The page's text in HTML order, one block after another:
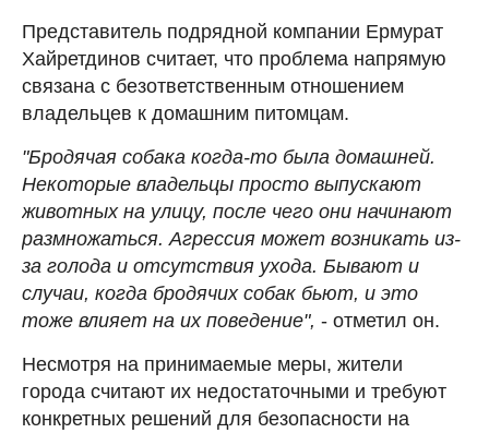
Представитель подрядной компании Ермурат
Хайретдинов считает, что проблема напрямую
связана с безответственным отношением
владельцев к домашним питомцам.
"Бродячая собака когда-то была домашней.
Некоторые владельцы просто выпускают
животных на улицу, после чего они начинают
размножаться. Агрессия может возникать из-
за голода и отсутствия ухода. Бывают и
случаи, когда бродячих собак бьют, и это
тоже влияет на их поведение", - отметил он.
Несмотря на принимаемые меры, жители
города считают их недостаточными и требуют
конкретных решений для безопасности на